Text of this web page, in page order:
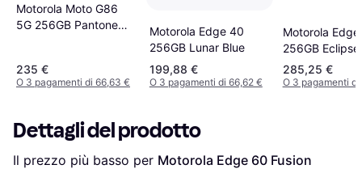
Motorola Moto G86
5G 256GB Pantone
235 €
O 3 pagamenti di 66,63 €
Motorola Edge 40
256GB Lunar Blue
199,88 €
O 3 pagamenti di 66,62 €
Motorola
256GB
285,25 €
O 3 pagamenti di
Dettagli del prodotto
Il prezzo più basso per Motorola Edge 60 Fusion